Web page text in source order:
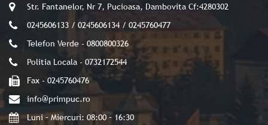
Str. Fantanelor, Nr 7, Pucioasa, Dambovita Cf:4280302
0245606133 / 0245606134 / 0245760477
Telefon Verde - 0800800326
Politia Locala - 0732172544
Fax - 0245760476
info@primpuc.ro
Luni – Miercuri: 08:00 – 16:30